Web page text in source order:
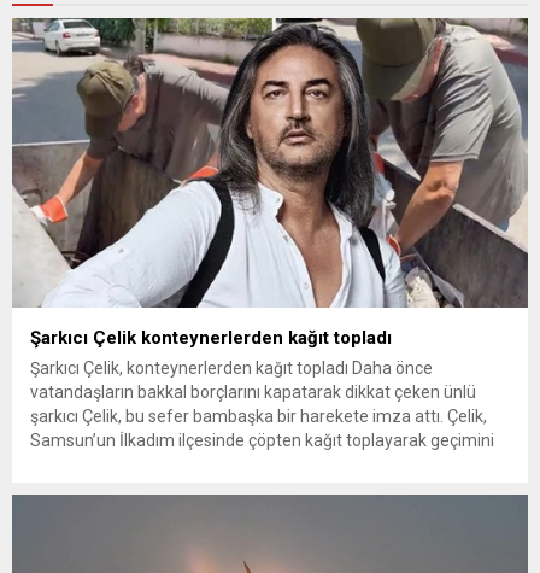
Şarkıcı Çelik konteynerlerden kağıt topladı
Şarkıcı Çelik, konteynerlerden kağıt topladı Daha önce
vatandaşların bakkal borçlarını kapatarak dikkat çeken ünlü
şarkıcı Çelik, bu sefer bambaşka bir harekete imza attı. Çelik,
Samsun’un İlkadım ilçesinde çöpten kağıt toplayarak geçimini